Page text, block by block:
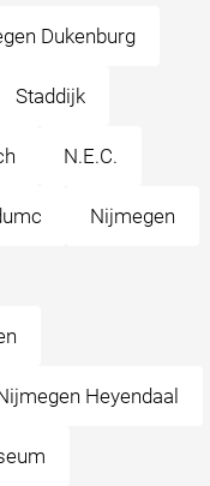
Dukenburg
Staddijk
N.E.C.
Nijmegen
Heyendaal